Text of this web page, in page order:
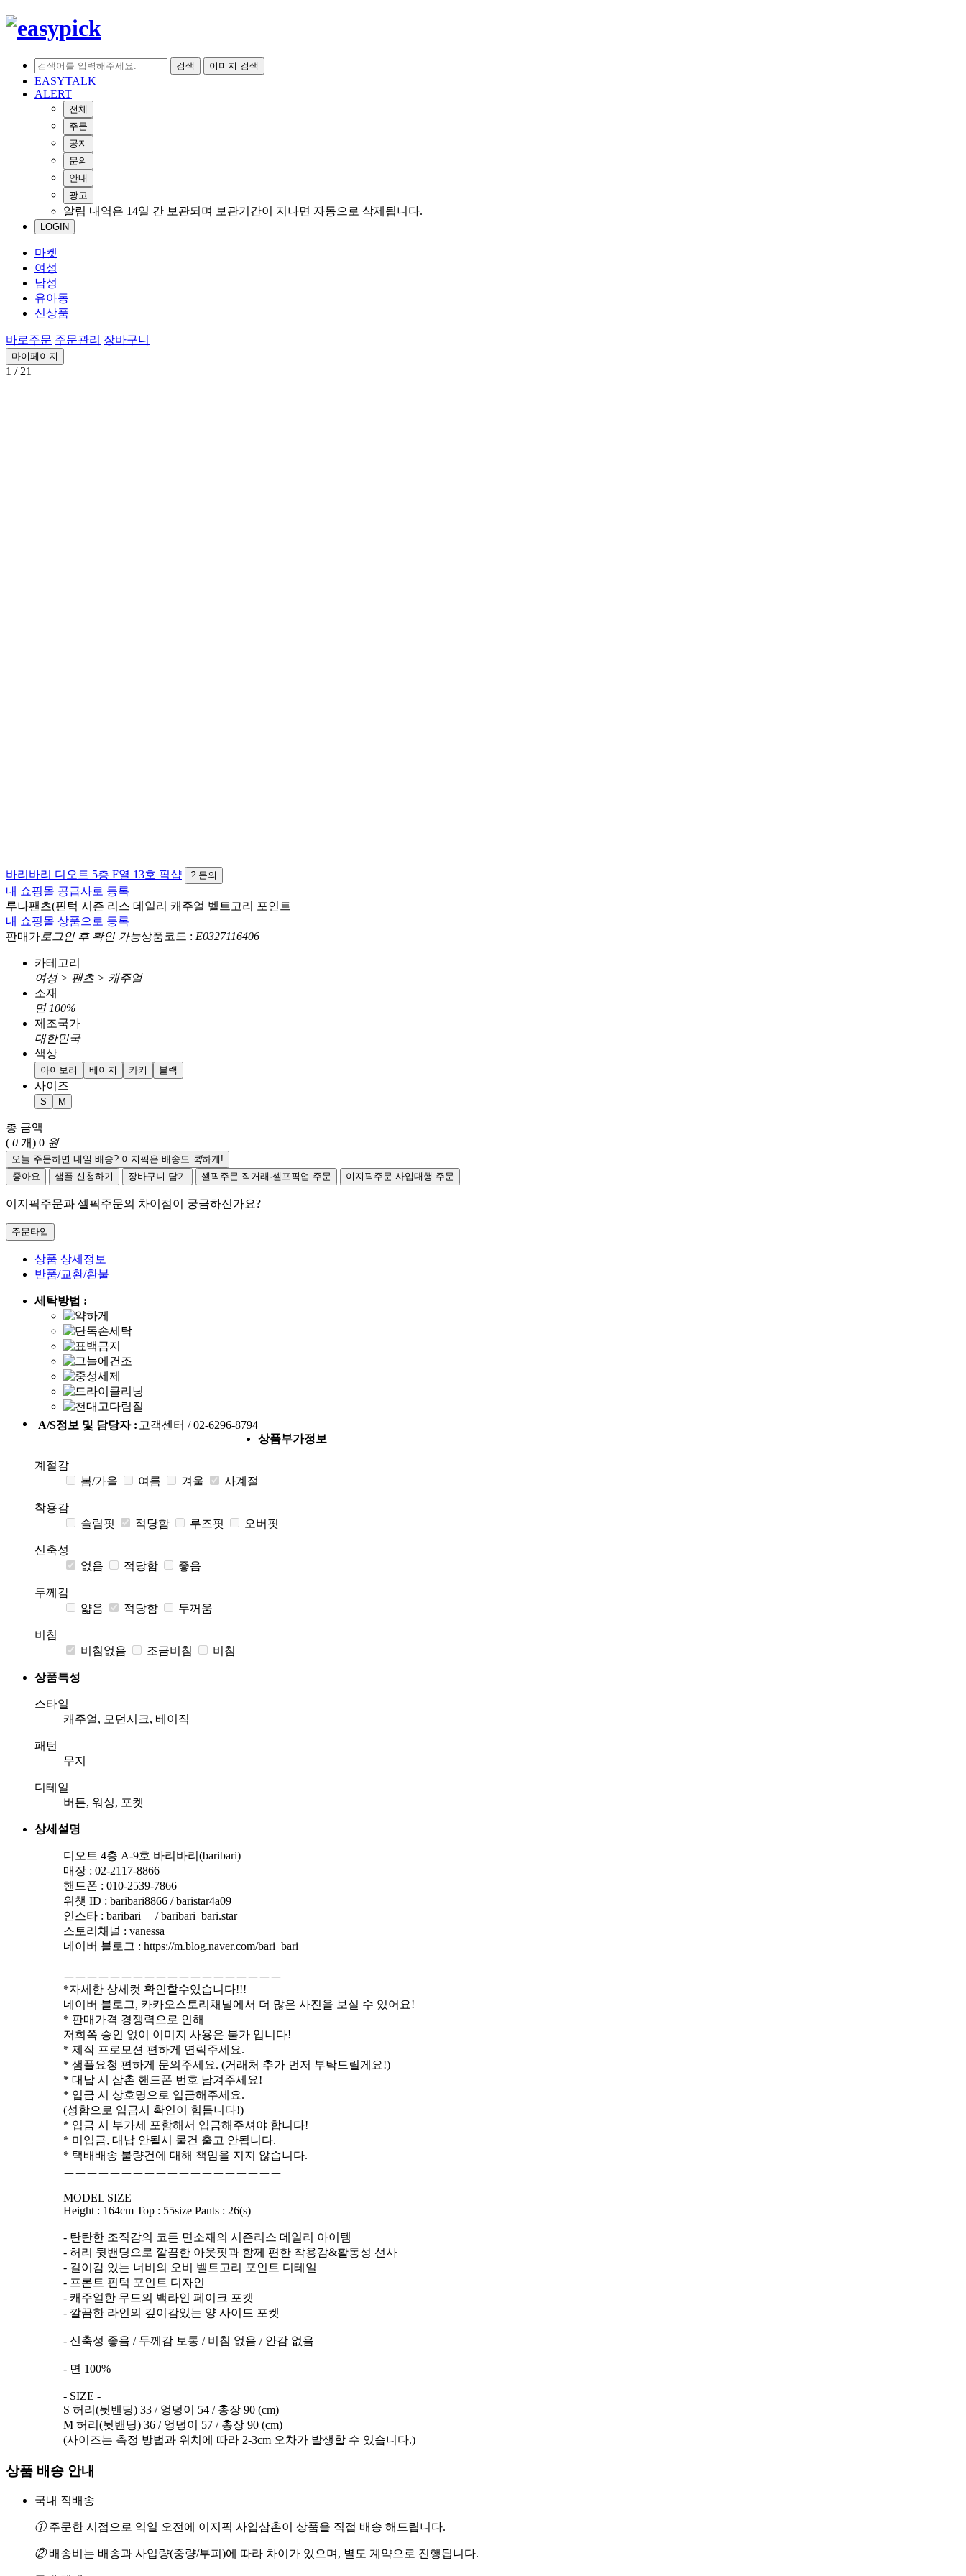
검색 이미지 검색
EASYTALK
ALERT
전체
주문
공지
문의
안내
광고
알림 내역은 14일 간 보관되며 보관기간이 지나면 자동으로 삭제됩니다.
LOGIN
마켓
여성
남성
유아동
신상품
바로주문 주문관리 장바구니
마이페이지
1 / 21
바리바리 디오트 5층 F열 13호 픽샵 ? 문의
내 쇼핑몰 공급사로 등록
루나팬츠(핀턱 시즌 리스 데일리 캐주얼 벨트고리 포인트
내 쇼핑몰 상품으로 등록
판매가 로그인 후 확인 가능상품코드 : E0327116406
카테고리
여성 > 팬츠 > 캐주얼
소재
면 100%
제조국가
대한민국
색상
아이보리 베이지 카키 블랙
사이즈
S M
총 금액
( 0 개) 0 원
오늘 주문하면 내일 배송? 이지픽은 배송도 퀵하게!
좋아요
샘플 신청하기 장바구니 담기 셀픽주문 직거래·셀프픽업 주문 이지픽주문 사입대행 주문
이지픽주문과 셀픽주문의 차이점이 궁금하신가요?
주문타입
상품 상세정보
반품/교환/환불
세탁방법 :
A/S정보 및 담당자 : 고객센터 / 02-6296-8794
상품부가정보
계절감
봄/가을
여름 겨울 사계절
착용감
슬림핏
적당함 루즈핏 오버핏
신축성
없음
적당함 좋음
두께감
얇음
적당함 두꺼움
비침
비침없음
조금비침 비침
상품특성
스타일
캐주얼, 모던시크, 베이직
패턴
무지
디테일
버튼, 워싱, 포켓
상세설명
디오트 4층 A-9호 바리바리(baribari)
매장 : 02-2117-8866
핸드폰 : 010-2539-7866
위챗 ID : baribari8866 / baristar4a09
인스타 : baribari__ / baribari_bari.star
스토리채널 : vanessa
네이버 블로그 : https://m.blog.naver.com/bari_bari_
ㅡㅡㅡㅡㅡㅡㅡㅡㅡㅡㅡㅡㅡㅡㅡㅡㅡㅡㅡ
*자세한 상세컷 확인할수있습니다!!!
네이버 블로그, 카카오스토리채널에서 더 많은 사진을 보실 수 있어요!
* 판매가격 경쟁력으로 인해
저희쪽 승인 없이 이미지 사용은 불가 입니다!
* 제작 프로모션 편하게 연락주세요.
* 샘플요청 편하게 문의주세요. (거래처 추가 먼저 부탁드릴게요!)
* 대납 시 삼촌 핸드폰 번호 남겨주세요!
* 입금 시 상호명으로 입금해주세요.
(성함으로 입금시 확인이 힘듭니다!)
* 입금 시 부가세 포함해서 입금해주셔야 합니다!
* 미입금, 대납 안될시 물건 출고 안됩니다.
* 택배배송 불량건에 대해 책임을 지지 않습니다.
ㅡㅡㅡㅡㅡㅡㅡㅡㅡㅡㅡㅡㅡㅡㅡㅡㅡㅡㅡ
MODEL SIZE
Height : 164cm Top : 55size Pants : 26(s)
- 탄탄한 조직감의 코튼 면소재의 시즌리스 데일리 아이템
- 허리 뒷밴딩으로 깔끔한 아웃핏과 함께 편한 착용감&활동성 선사
- 길이감 있는 너비의 오비 벨트고리 포인트 디테일
- 프론트 핀턱 포인트 디자인
- 캐주얼한 무드의 백라인 페이크 포켓
- 깔끔한 라인의 깊이감있는 양 사이드 포켓
- 신축성 좋음 / 두께감 보통 / 비침 없음 / 안감 없음
- 면 100%
- SIZE -
S 허리(뒷밴딩) 33 / 엉덩이 54 / 총장 90 (cm)
M 허리(뒷밴딩) 36 / 엉덩이 57 / 총장 90 (cm)
(사이즈는 측정 방법과 위치에 따라 2-3cm 오차가 발생할 수 있습니다.)
상품 배송 안내
국내 직배송
①주문한 시점으로 익일 오전에 이지픽 사입삼촌이 상품을 직접 배송 해드립니다.
②배송비는 배송과 사입량(중량/부피)에 따라 차이가 있으며, 별도 계약으로 진행됩니다.